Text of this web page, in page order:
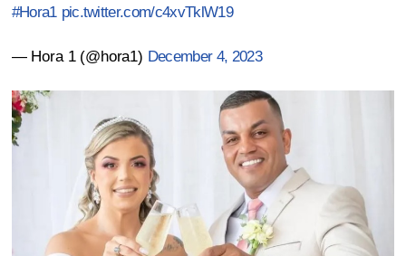
#Hora1 pic.twitter.com/c4xvTklW19
— Hora 1 (@hora1) December 4, 2023